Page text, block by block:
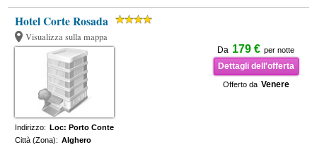
Hotel Corte Rosada
Visualizza sulla mappa
Da 179 € per notte
Dettagli dell'offerta
Offerto da Venere
Indirizzo: Loc: Porto Conte
Città (Zona): Alghero